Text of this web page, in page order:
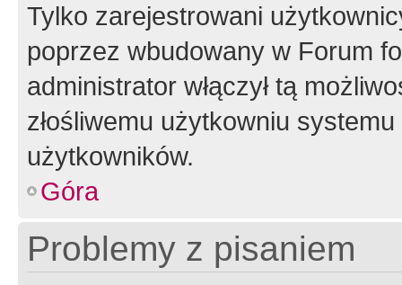
Tylko zarejestrowani
poprzez wbudowany w Forum
administrator włączył tą
złośliwemu użytkowniu
użytkowników.
Góra
Problemy z pisaniem